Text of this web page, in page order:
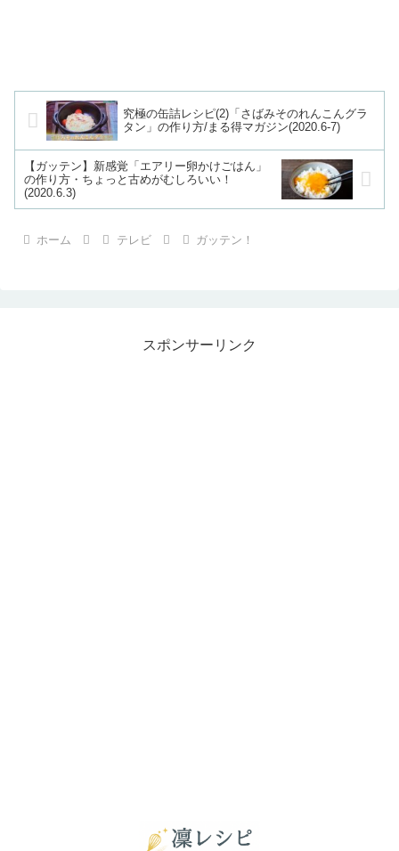
究極の缶詰レシピ(2)「さばみそのれんこんグラ
タン」の作り方/まる得マガジン(2020.6-7)
【ガッテン】新感覚「エアリー卵かけごはん」
の作り方・ちょっと古めがむしろいい！
(2020.6.3)
ホーム テレビ ガッテン！
スポンサーリンク